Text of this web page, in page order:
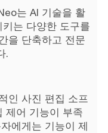
는 AI 기술을 활
는 다양한 도구를
을 단축하고 전문
.
인 사진 편집 소프
제어 기능이 부족
에게는 기능이 제